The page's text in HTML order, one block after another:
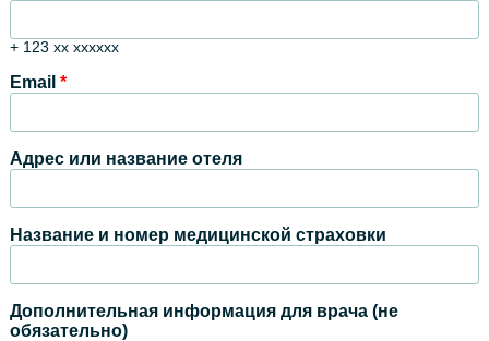
+ 123 xx xxxxxx
Email *
Адрес или название отеля
Название и номер медицинской страховки
Дополнительная информация для врача (не
обязательно)